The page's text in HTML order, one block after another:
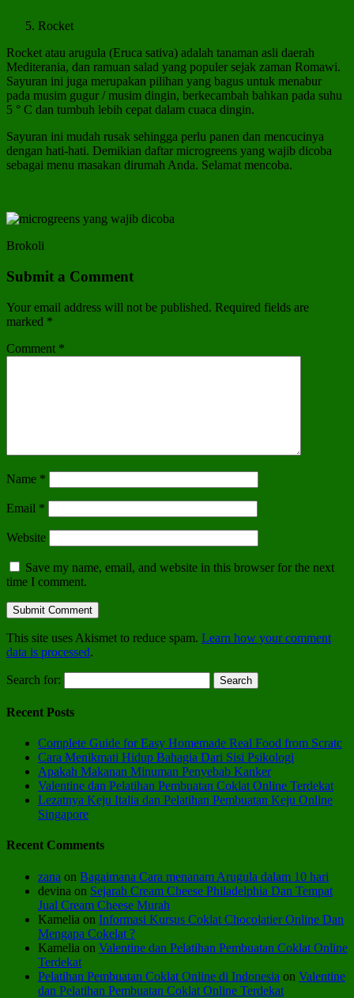
Rocket
Rocket atau arugula (Eruca sativa) adalah tanaman asli daerah
Mediterania, dan ramuan salad yang populer sejak zaman Romawi.
Sayuran ini juga merupakan pilihan yang bagus untuk menabur
pada musim gugur / musim dingin, berkecambah bahkan pada suhu
5 ° C dan tumbuh lebih cepat dalam cuaca dingin.
Sayuran ini mudah rusak sehingga perlu panen dan mencucinya
dengan hati-hati. Demikian daftar microgreens yang wajib dicoba
sebagai menu masakan dirumah Anda. Selamat mencoba.
Brokoli
Submit a Comment
Your email address will not be published. Required fields are
marked *
Comment *
Name *
Email *
Website
Save my name, email, and website in this browser for the next
time I comment.
This site uses Akismet to reduce spam. Learn how your comment
data is processed.
Search for:
Recent Posts
Complete Guide for Easy Homemade Real Food from Scratc
Cara Menikmati Hidup Bahagia Dari Sisi Psikologi
Apakah Makanan Minuman Penyebab Kanker
Valentine dan Pelatihan Pembuatan Coklat Online Terdekat
Lezatnya Keju Italia dan Pelatihan Pembuatan Keju Online
Singapore
Recent Comments
zana on Bagaimana Cara menanam Arugula dalam 10 hari
devina on Sejarah Cream Cheese Philadelphia Dan Tempat
Jual Cream Cheese Murah
Kamelia on Informasi Kursus Coklat Chocolatier Online Dan
Mengapa Cokelat ?
Kamelia on Valentine dan Pelatihan Pembuatan Coklat Online
Terdekat
Pelatihan Pembuatan Coklat Online di Indonesia on Valentine
dan Pelatihan Pembuatan Coklat Online Terdekat